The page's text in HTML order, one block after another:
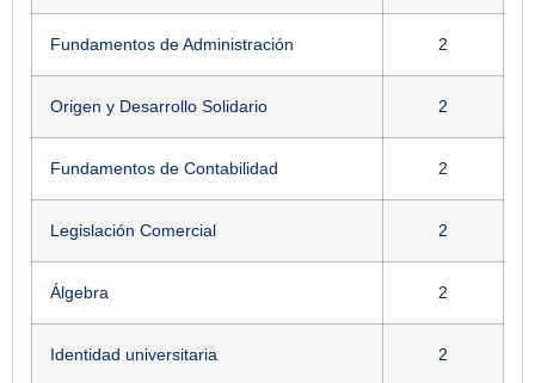
Fundamentos de Administración 2
Origen y Desarrollo Solidario 2
Fundamentos de Contabilidad 2
Legislación Comercial 2
Álgebra 2
Identidad universitaria 2